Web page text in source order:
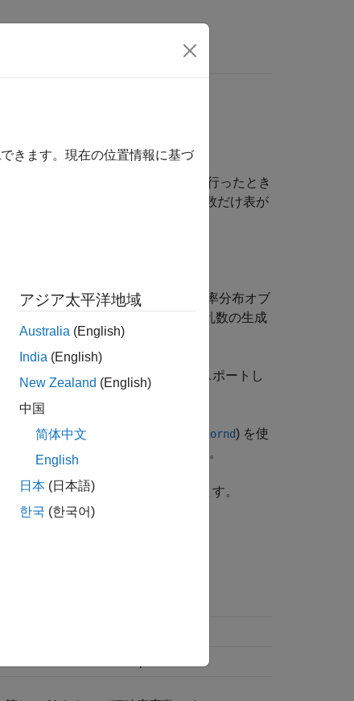
もつ独立試行をある決まった回数行ったとき
貨を 10 回投げたときに所定の回数だけ表が
がいくつか用意されています。
定する (makedist) ことにより、確率分布オブ
ト関数を使用して、分布の評価や乱数の生成
オブジェクトをアプリからエクスポートし
binoinv、binostat binornd) を使
ターを受け入れることができます。
、icdf、pdf、 ) を使用します。
きます。現在の位置情報に基づ
アジア太平洋地域
Australia (English)
India (English)
New Zealand (English)
中国
简体中文
English
日本 (日本語)
한국 (한국어)